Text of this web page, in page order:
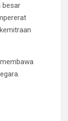
besar